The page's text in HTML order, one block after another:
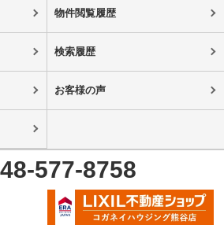
物件閲覧履歴
検索履歴
お客様の声
577-8758